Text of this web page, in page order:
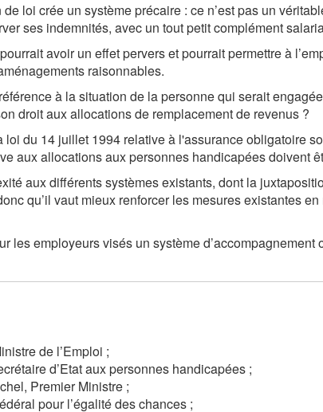
loi crée un système précaire : ce n’est pas un
ses indemnités, avec un tout petit complément
avoir un effet pervers et pourrait permettre à
raisonnables.
à la situation de la personne qui serait
droit aux allocations de remplacement de revenus ?
loi du 14 juillet 1994 relative à l'assurance obligatoire
aux allocations aux personnes handicapées doivent
aux différents systèmes existants, dont la
qu’il vaut mieux renforcer les mesures existantes en
les employeurs visés un système d’accompagnement
de l’Emploi ;
d’Etat aux personnes handicapées ;
Premier Ministre ;
pour l’égalité des chances ;